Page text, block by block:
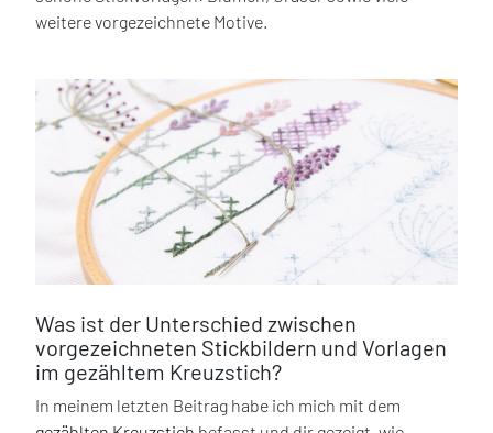
weitere vorgezeichnete Motive.
Was ist der Unterschied zwischen
vorgezeichneten Stickbildern und Vorlagen
im gezähltem Kreuzstich?
In meinem letzten Beitrag habe ich mich mit dem